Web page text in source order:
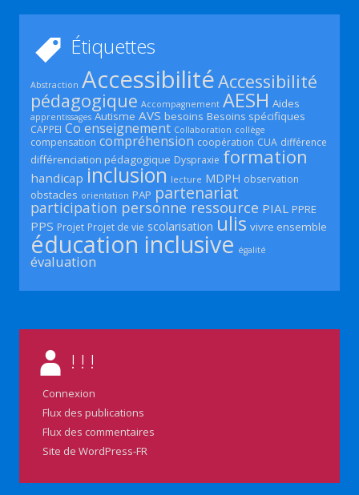
Étiquettes
Abstraction AccessibilitéAccessibilité
pédagogique Accompagnement AESH Aides
apprentissages Autisme AVS besoins Besoins spécifiques
CAPPEI Co enseignement Collaboration collège
compensation compréhension coopération CUA différence
différenciation pédagogique Dyspraxie formation
handicap inclusion lecture MDPH observation
obstacles orientation PAP partenariat
participation personne ressource PIAL PPRE
PPS Projet Projet de vie scolarisation ulis vivre ensemble
éducation inclusive égalité
évaluation
! ! !
Connexion
Flux des publications
Flux des commentaires
Site de WordPress-FR